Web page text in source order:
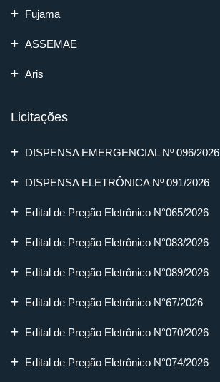
Fujama
ASSEMAE
Aris
Licitações
DISPENSA EMERGENCIAL Nº 096/2026
DISPENSA ELETRÔNICA Nº 091/2026
Edital de Pregão Eletrônico N°065/2026
Edital de Pregão Eletrônico N°083/2026
Edital de Pregão Eletrônico N°089/2026
Edital de Pregão Eletrônico N°67/2026
Edital de Pregão Eletrônico N°070/2026
Edital de Pregão Eletrônico N°074/2026